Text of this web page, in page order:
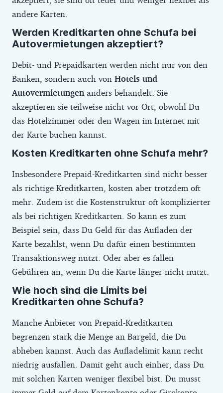
andere Karten.
Werden Kreditkarten ohne Schufa bei
Autovermietungen akzeptiert?
Debit- und Prepaidkarten werden nicht nur von den
Banken, sondern auch von Hotels und
Autovermietungen anders behandelt: Sie
akzeptieren sie teilweise nicht vor Ort, obwohl Du
das Hotelzimmer oder den Wagen im Internet mit
der Karte buchen kannst.
Kosten Kreditkarten ohne Schufa mehr?
Insbesondere Prepaid-Kreditkarten sind nicht besser
als richtige Kreditkarten, kosten aber trotzdem oft
mehr. Zudem ist die Kostenstruktur oft komplizierter
als bei richtigen Kreditkarten. So kann es zum
Beispiel sein, dass Du Geld für das Aufladen der
Karte bezahlst, wenn Du dafür einen bestimmten
Transaktionsweg nutzt. Oder aber es fallen
Gebühren an, wenn Du die Karte länger nicht nutzt.
Wie hoch sind die Limits bei
Kreditkarten ohne Schufa?
Manche Anbieter von Prepaid-Kreditkarten
begrenzen stark die Menge an Bargeld, die Du
abheben kannst. Auch das Aufladelimit kann recht
niedrig ausfallen. Damit geht auch einher, dass Du
mit solchen Karten weniger flexibel bist. Du musst